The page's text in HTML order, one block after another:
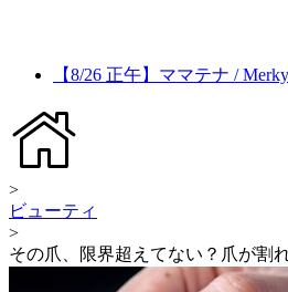
【8/26 正午】ママテナ /
>
ビューティ
>
その爪、限界超えてない？爪が割